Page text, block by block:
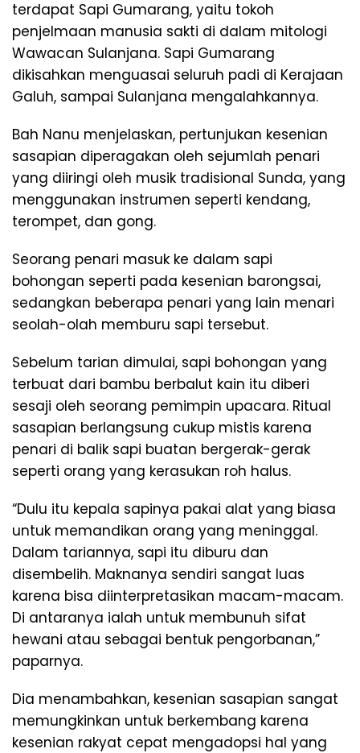
terdapat Sapi Gumarang, yaitu tokoh
penjelmaan manusia sakti di dalam mitologi
Wawacan Sulanjana. Sapi Gumarang
dikisahkan menguasai seluruh padi di Kerajaan
Galuh, sampai Sulanjana mengalahkannya.
Bah Nanu menjelaskan, pertunjukan kesenian
sasapian diperagakan oleh sejumlah penari
yang diiringi oleh musik tradisional Sunda, yang
menggunakan instrumen seperti kendang,
terompet, dan gong.
Seorang penari masuk ke dalam sapi
bohongan seperti pada kesenian barongsai,
sedangkan beberapa penari yang lain menari
seolah-olah memburu sapi tersebut.
Sebelum tarian dimulai, sapi bohongan yang
terbuat dari bambu berbalut kain itu diberi
sesaji oleh seorang pemimpin upacara. Ritual
sasapian berlangsung cukup mistis karena
penari di balik sapi buatan bergerak-gerak
seperti orang yang kerasukan roh halus.
“Dulu itu kepala sapinya pakai alat yang biasa
untuk memandikan orang yang meninggal.
Dalam tariannya, sapi itu diburu dan
disembelih. Maknanya sendiri sangat luas
karena bisa diinterpretasikan macam-macam.
Di antaranya ialah untuk membunuh sifat
hewani atau sebagai bentuk pengorbanan,”
paparnya.
Dia menambahkan, kesenian sasapian sangat
memungkinkan untuk berkembang karena
kesenian rakyat cepat mengadopsi hal yang